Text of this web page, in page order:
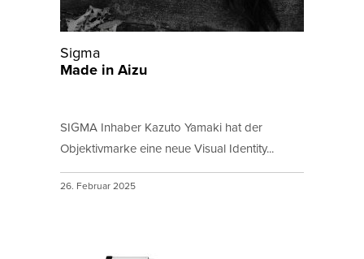
Sigma
Made in Aizu
SIGMA Inhaber Kazuto Yamaki hat der
Objektivmarke eine neue Visual Identity...
26. Februar 2025